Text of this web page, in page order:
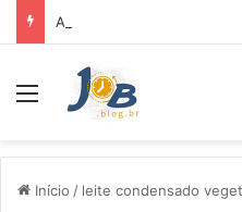
Air Fryer: melhores marcas
Menu
Início / leite condensado